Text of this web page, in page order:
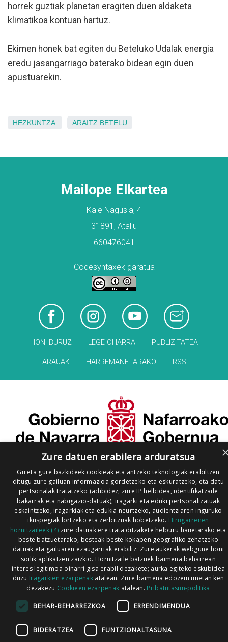
horrek guztiak planetan eragiten duen aldaketa
klimatikoa kontuan hartuz.
Ekimen honek bat egiten du Beteluko Udalak energia
eredu jasangarriago baterako bidean egin duen
apustuarekin.
HEZKUNTZA ARAITZ BETELU
Mailope Elkartea
Kale Nagusia, 4
31891, Atallu
660476041
Codesyntaxek garatua
HONI BURUZ LEGE OHARRA PUBLIZITATEA
ARAUAK HARREMANETARAKO RSS
Zure datuen erabilera arduratsua
Gu eta gure bazkideek cookieak eta antzeko teknologiak erabiltzen
ditugu zure gailuan informazioa gordetzeko eta eskuratzeko, eta datu
pertsonalak tratatzeko (adibidez, zure IP helbidea, identifikatzaile
bakarrak eta nabigazio-datuak), iragarki eta eduki pertsonalizatuak
eskaintzeko, iragarkiak eta edukia neurtzeko, audientziaren inguruko
ikuspegiak lortzeko eta zerbitzuak hobetzeko. Hirugarrenen
hornitzaileek (4) zure datuak ere trata ditzakete helburu hauetarako eta
beste batzuetarako, besteak beste kokapen geografiko zehatzeko
datuak eta gailuaren ezaugarriak erabiliz. Zure aukerak webgune honi
soilik aplikatzen zaizkio. Hornitzaile batzuek baimena beharrean
interes legitimoa oinarri gisa erabil dezakete; aurka egiteko eskubidea
duzu Iragarkien ezarpenak atalean. Zure baimena edozein unetan ken
dezakezu Cookieen ezarpenak atalean. Pribatutasun-politika
BEHAR-BEHARREZKOA ERRENDIMENDUA
BIDERATZEA FUNTZIONALTASUNA